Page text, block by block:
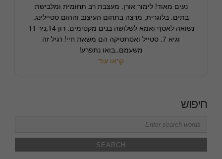
נעים מאוד! לימור אורן. מעצבת רב תחומית ומלבישת
בתים. בלוגרית, מרצה בתחום העיצוב וההום סטיילינג.
נשואה לאסף ואמא לשלושה בנים מקסימים. רון 14,ניר 11
וגיא 7. סטייל ואסתטיקה הם משאת חיי! רגיל זה
משעמם..בואו נתפרע!
קראו עוד
חיפוש
Search